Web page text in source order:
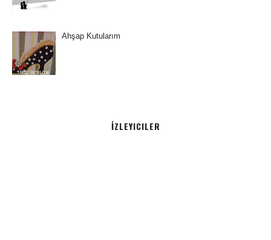
Ahşap Kutularım
İZLEYICILER